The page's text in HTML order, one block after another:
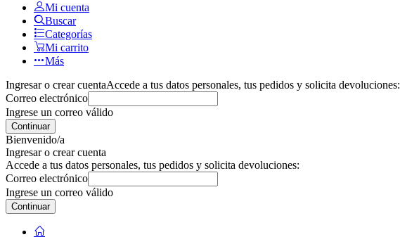
Mi cuenta
Buscar
Categorías
Mi carrito
Más
Ingresar o crear cuentaAccede a tus datos personales, tus pedidos y solicita devoluciones:
Correo electrónico
Ingrese un correo válido
Continuar
Bienvenido/a
Ingresar o crear cuenta
Accede a tus datos personales, tus pedidos y solicita devoluciones:
Correo electrónico
Ingrese un correo válido
Continuar